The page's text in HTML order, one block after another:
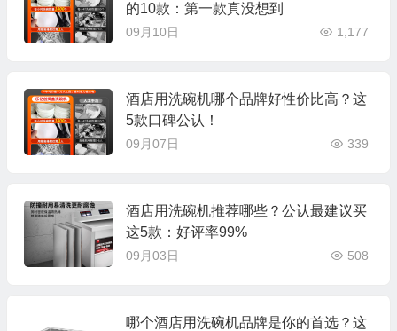
的10款：第一款真没想到
09月10日 1,177
酒店用洗碗机哪个品牌好性价比高？这
5款口碑公认！
09月07日 339
酒店用洗碗机推荐哪些？公认最建议买
这5款：好评率99%
09月03日 508
哪个酒店用洗碗机品牌是你的首选？这